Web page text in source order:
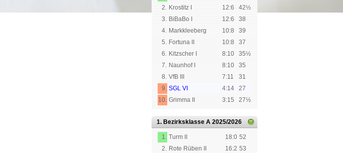
2. Krostitz I 12:6
42½
3. BiBaBo I 12:6
38
4. Markkleeberg 10:8
39
5. Fortuna II 10:8
37
6. Kitzscher I 8:10
35½
7. Naunhof I 8:10
35
8. VfB III 7:11
31
9. SGL VI 4:14
27
10. Grimma II 3:15 27½
1. Bezirksklasse A 2025/2026
1. Turm II 18:0 52
2. Rote Rüben II 16:2 53